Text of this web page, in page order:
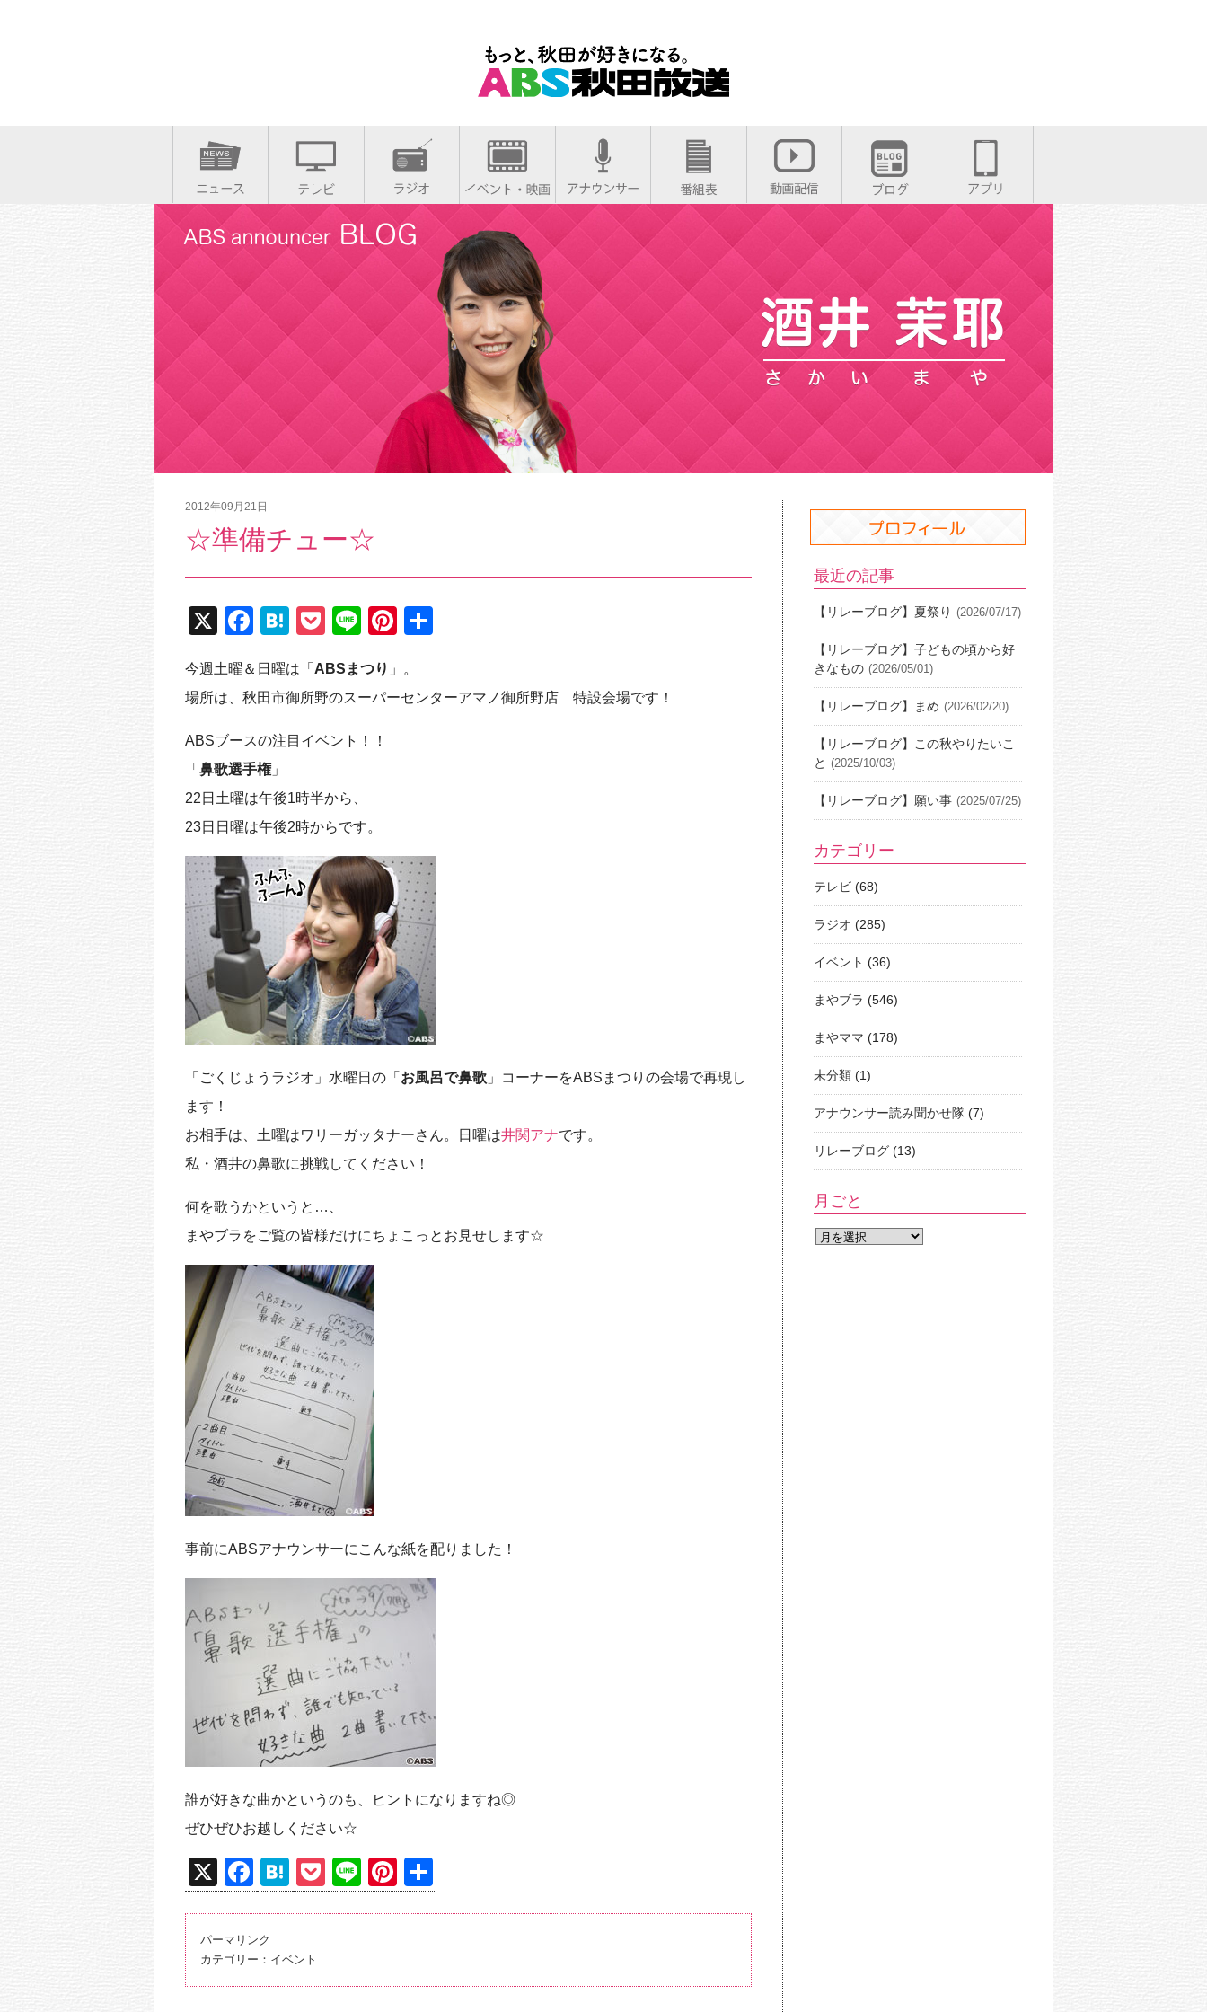
2012年09月21日
☆準備チュー☆
X
F
a
c
e
b
o
o
k
H
at
e
n
a
P
o
ck
et
Li
n
e
Pi
nt
er
e
有
今週土曜＆日曜は「 ABSまつり 」。
場所は、秋田市御所野のスーパーセンターアマノ御所野店 特設会場です！
ABSブースの注目イベント！！
「 鼻歌選手権」
22日土曜は午後1時半から、
23日日曜は午後2時からです。
「ごくじょうラジオ」水曜日の「 お風呂で鼻歌 」コーナーをABSまつりの会場で再現し
ます！
お相手は、土曜はワリーガッタナーさん。日曜は井関アナです。
私・酒井の鼻歌に挑戦してください！
何を歌うかというと…、
まやブラをご覧の皆様だけにちょこっとお見せします☆
事前にABSアナウンサーにこんな紙を配りました！
誰が好きな曲かというのも、ヒントになりますね◎
ぜひぜひお越しください☆
X
F
a
c
e
b
H
at
n
a
P
o
Li
n
Pi
nt
st
有
パーマリンク
カテゴリー： イベント
最近の記事
【リレーブログ】夏祭り (2026/07/17)
【リレーブログ】子どもの頃から好
きなもの (2026/05/01)
【リレーブログ】まめ (2026/02/20)
【リレーブログ】この秋やりたいこ
と (2025/10/03)
【リレーブログ】願い事 (2025/07/25)
カテゴリー
テレビ (68)
ラジオ (285)
イベント (36)
まやブラ (546)
まやママ (178)
未分類 (1)
アナウンサー読み聞かせ隊 (7)
リレーブログ (13)
月ごと